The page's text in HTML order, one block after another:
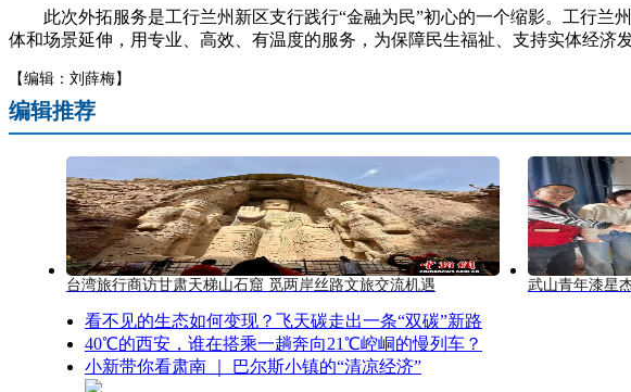
此次外拓服务是工行兰州新区支行践行“金融为民”初心的一个缩影。工行兰
体和场景延伸，用专业、高效、有温度的服务，为保障民生福祉、支持实体经济
【编辑：刘薛梅】
编辑推荐
台湾旅行商访甘肃天梯山石窟 觅两岸丝路文旅交流机遇 武山青年漆星
看不见的生态如何变现？飞天碳走出一条“双碳”新路
40℃的西安，谁在搭乘一趟奔向21℃崆峒的慢列车？
小新带你看肃南 ｜ 巴尔斯小镇的“清凉经济”